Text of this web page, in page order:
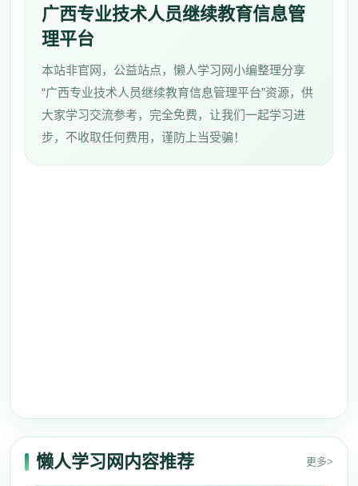
广西专业技术人员继续教育信息管
理平台
本站非官网，公益站点，懒人学习网小编整理分享
“广西专业技术人员继续教育信息管理平台”资源，供
大家学习交流参考，完全免费，让我们一起学习进
步，不收取任何费用，谨防上当受骗！
懒人学习网内容推荐 更多>